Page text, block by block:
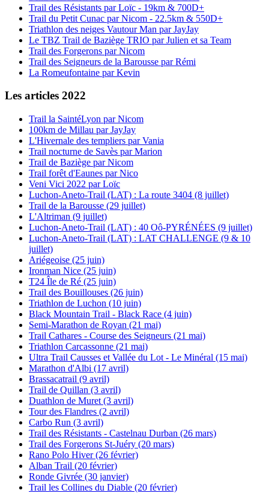
Trail des Résistants par Loïc - 19km & 700D+
Trail du Petit Cunac par Nicom - 22.5km & 550D+
Triathlon des neiges Vautour Man par JayJay
Le TBZ Trail de Baziège TRIO par Julien et sa Team
Trail des Forgerons par Nicom
Trail des Seigneurs de la Barousse par Rémi
La Romeufontaine par Kevin
Les articles 2022
Trail la SaintéLyon par Nicom
100km de Millau par JayJay
L'Hivernale des templiers par Vania
Trail nocturne de Savès par Marion
Trail de Baziège par Nicom
Trail forêt d'Eaunes par Nico
Veni Vici 2022 par Loïc
Luchon-Aneto-Trail (LAT) : La route 3404 (8 juillet)
Trail de la Barousse (29 juillet)
L'Altriman (9 juillet)
Luchon-Aneto-Trail (LAT) : 40 Oô-PYRÉNÉES (9 juillet)
Luchon-Aneto-Trail (LAT) : LAT CHALLENGE (9 & 10
juillet)
Ariégeoise (25 juin)
Ironman Nice (25 juin)
T24 Île de Ré (25 juin)
Trail des Bouillouses (26 juin)
Triathlon de Luchon (10 juin)
Black Mountain Trail - Black Race (4 juin)
Semi-Marathon de Royan (21 mai)
Trail Cathares - Course des Seigneurs (21 mai)
Triathlon Carcassonne (21 mai)
Ultra Trail Causses et Vallée du Lot - Le Minéral (15 mai)
Marathon d'Albi (17 avril)
Brassacatrail (9 avril)
Trail de Quillan (3 avril)
Duathlon de Muret (3 avril)
Tour des Flandres (2 avril)
Carbo Run (3 avril)
Trail des Résistants - Castelnau Durban (26 mars)
Trail des Forgerons St-Juéry (20 mars)
Rano Polo Hiver (26 février)
Alban Trail (20 février)
Ronde Givrée (30 janvier)
Trail les Collines du Diable (20 février)